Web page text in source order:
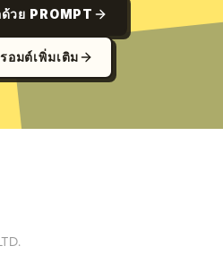
วย PROMPT
อมต์เพิ่มเติม